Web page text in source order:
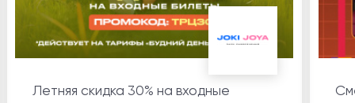
Летняя скидка 30% на входные